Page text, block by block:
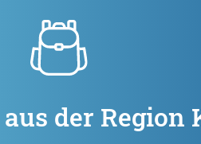
der Region